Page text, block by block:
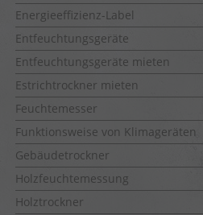
Energieeffizienz-Label
Entfeuchtungsgeräte
Entfeuchtungsgeräte mieten
Estrichtrockner mieten
Feuchtemesser
Funktionsweise von Klimageräten
Gebäudetrockner
Holzfeuchtemessung
Holztrockner